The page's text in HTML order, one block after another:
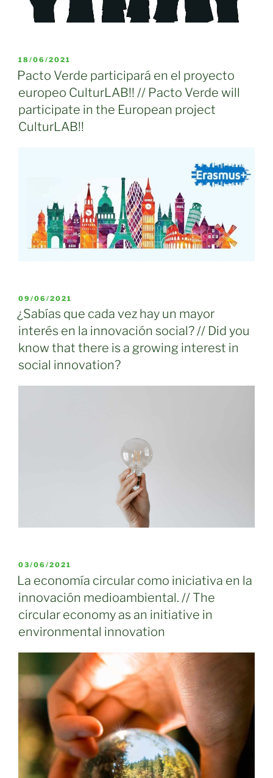
PUBLICADO
EL
18/06/2021
Pacto Verde participará en el proyecto
europeo CulturLAB!! // Pacto Verde will
participate in the European project
CulturLAB!!
PUBLICADO
EL
09/06/2021
¿Sabías que cada vez hay un mayor
interés en la innovación social? // Did you
know that there is a growing interest in
social innovation?
PUBLICADO
EL
03/06/2021
La economía circular como iniciativa en la
innovación medioambiental. // The
circular economy as an initiative in
environmental innovation